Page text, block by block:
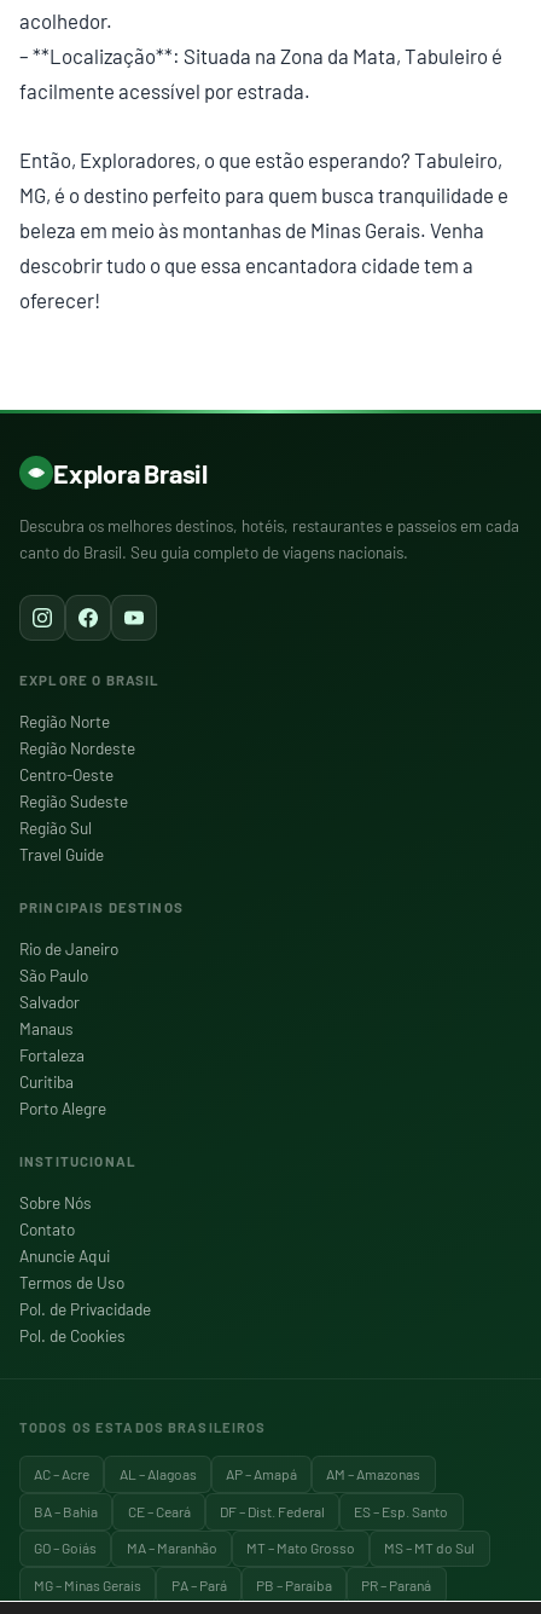
acolhedor.
– **Localização**: Situada na Zona da Mata, Tabuleiro é
facilmente acessível por estrada.
Então, Exploradores, o que estão esperando? Tabuleiro,
MG, é o destino perfeito para quem busca tranquilidade e
beleza em meio às montanhas de Minas Gerais. Venha
descobrir tudo o que essa encantadora cidade tem a
oferecer!
Explora Brasil
Descubra os melhores destinos, hotéis, restaurantes e passeios em cada
canto do Brasil. Seu guia completo de viagens nacionais.
EXPLORE O BRASIL
Região Norte
Região Nordeste
Centro-Oeste
Região Sudeste
Região Sul
Travel Guide
PRINCIPAIS DESTINOS
Rio de Janeiro
São Paulo
Salvador
Manaus
Fortaleza
Curitiba
Porto Alegre
INSTITUCIONAL
Sobre Nós
Contato
Anuncie Aqui
Termos de Uso
Pol. de Privacidade
Pol. de Cookies
TODOS OS ESTADOS BRASILEIROS
AC – Acre AL – Alagoas AP – Amapá AM – Amazonas
BA – Bahia CE – Ceará DF – Dist. Federal ES – Esp. Santo
GO – Goiás MA – Maranhão MT – Mato Grosso MS – MT do Sul
MG – Minas Gerais PA – Pará PB – Paraíba PR – Paraná